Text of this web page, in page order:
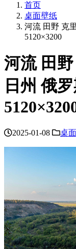
首页
桌面壁纸
河流 田野 克
5120×3200
河流 田
日州 俄
2025-01-08 桌